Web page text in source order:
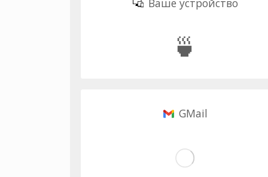
Ваше устройство
🍵
GMail